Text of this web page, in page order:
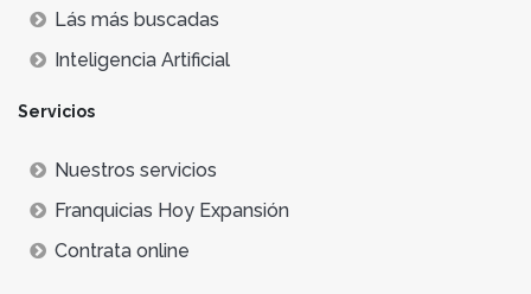
Lás más buscadas
Inteligencia Artificial
Servicios
Nuestros servicios
Franquicias Hoy Expansión
Contrata online